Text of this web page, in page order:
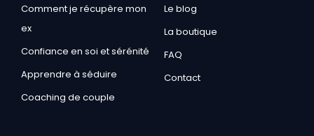
Comment je récupère mon
ex
Confiance en soi et sérénité
Apprendre à séduire
Coaching de couple
Le blog
La boutique
FAQ
Contact